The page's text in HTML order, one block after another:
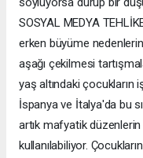
SOSYAL MEDYA
erken büyüme nedenlerini
aşağı çekilmesi
yaş altındaki çocukların
İspanya ve İtalya'da bu
artık mafyatik
kullanılabiliyor.